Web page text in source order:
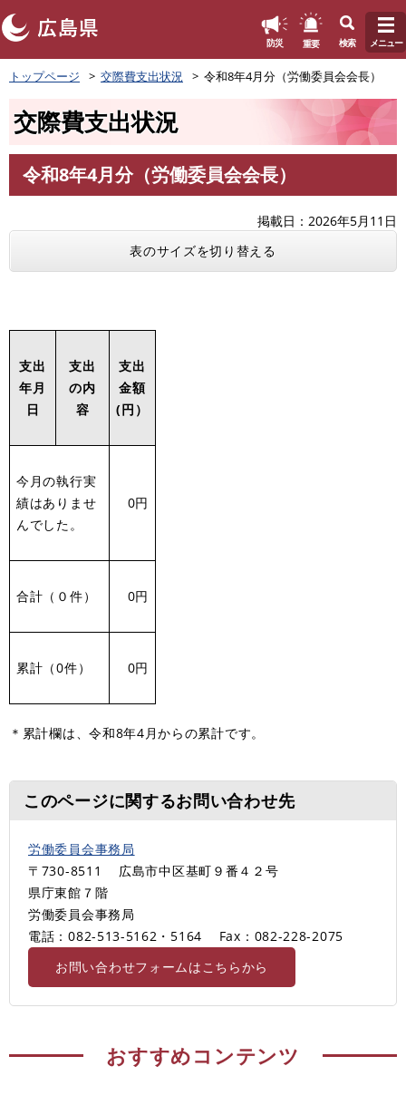
ペ
ー
頭
す
防災 重要 検索 メニュー
トップページ 交際費支出状況 令和8年4月分（労働委員会会長）
交際費支出状況
文
令和8年4月分（労働委員会会長）
掲載日
2026年5月11日
表のサイズを切り替える
支出
年月
日
支出
の内
容
支出
金額
(円）
今月の執行実
績はありませ
んでした。
0円
合計（０件） 0円
累計（0件） 0円
＊累計欄は、令和8年4月からの累計です。
このページに関するお問い合わせ先
労働委員会事務局
〒730-8511
広島市中区基町９番４２号
県庁東館７階
労働委員会事務局
電話：082-513-5162・5164
Fax：082-228-2075
お問い合わせフォームはこちらから
おすすめコンテンツ